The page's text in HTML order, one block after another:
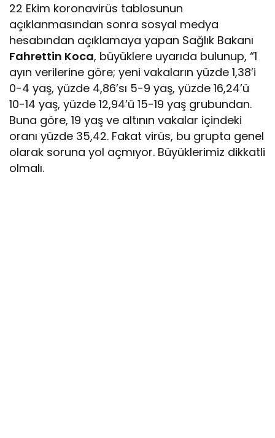
22 Ekim koronavirüs tablosunun
açıklanmasından sonra sosyal medya
hesabından açıklamaya yapan Sağlık Bakanı
Fahrettin Koca, büyüklere uyarıda bulunup, “1
ayın verilerine göre; yeni vakaların yüzde 1,38’i
0-4 yaş, yüzde 4,86’sı 5-9 yaş, yüzde 16,24’ü
10-14 yaş, yüzde 12,94’ü 15-19 yaş grubundan.
Buna göre, 19 yaş ve altının vakalar içindeki
oranı yüzde 35,42. Fakat virüs, bu grupta genel
olarak soruna yol açmıyor. Büyüklerimiz dikkatli
olmalı.